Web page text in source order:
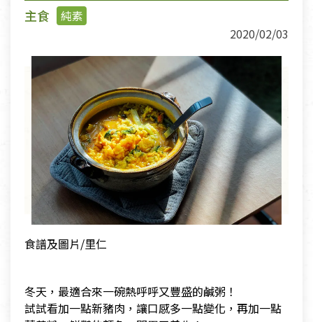
主食
純素
2020/02/03
食譜及圖片/里仁
冬天，最適合來一碗熱呼呼又豐盛的鹹粥！
試試看加一點新豬肉，讓口感多一點變化，再加一點